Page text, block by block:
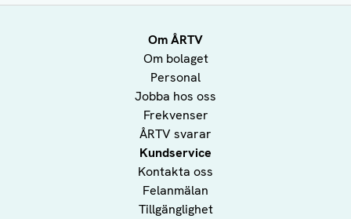
Om ÅRTV
Om bolaget
Personal
Jobba hos oss
Frekvenser
ÅRTV svarar
Kundservice
Kontakta oss
Felanmälan
Tillgänglighet